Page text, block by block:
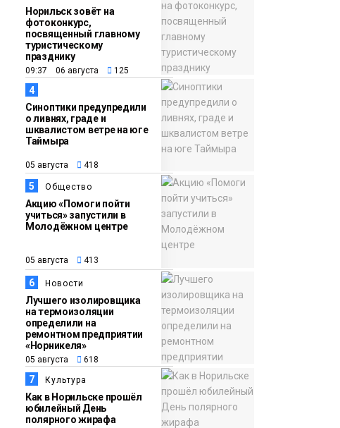
15:00
05 августа
Фото
Юбилейный X-WATERS
собрал в Дудинке
более 120 пловцов со
всей России
14:36
05 августа
Новости
Современные и
комфортные
гардеробные блоки в
АТО «НПТБТ»
обустроили по
программе «Сделано
с заботой»
Норильск зовёт на
фотоконкурс,
посвященный главному
туристическому
празднику
09:37 06 августа 125
4
Синоптики предупредили
о ливнях, граде и
шквалистом ветре на юге
Таймыра
05 августа 418
5 Общество
Акцию «Помоги пойти
учиться» запустили в
Молодёжном центре
05 августа 413
6 Новости
Лучшего изолировщика
на термоизоляции
определили на
ремонтном предприятии
«Норникеля»
05 августа 618
7 Культура
Как в Норильске прошёл
юбилейный День
полярного жирафа